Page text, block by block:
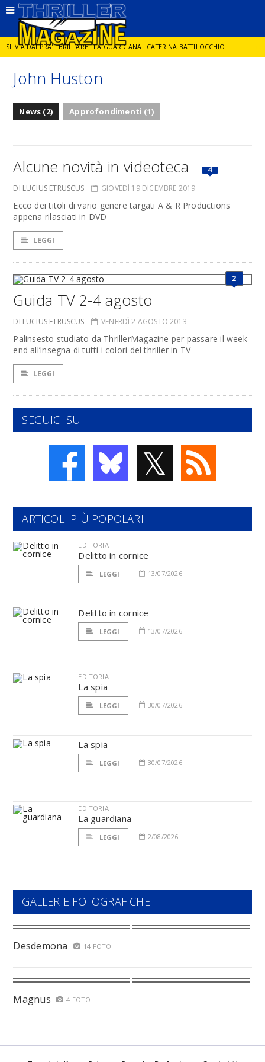
SILVIA DAI PRA' BRILLARE LA GUARDIANA CATERINA BATTILOCCHIO
JORGE DIAZ LA SPIA DELITTO IN CORNICE
John Huston
News (2) Approfondimenti (1)
Alcune novità in videoteca
4
DI LUCIUS ETRUSCUS
GIOVEDÌ 19 DICEMBRE 2019
Ecco dei titoli di vario genere targati A & R Productions
appena rilasciati in DVD
LEGGI
2
Guida TV 2-4 agosto
DI LUCIUS ETRUSCUS VENERDÌ 2 AGOSTO 2013
Palinsesto studiato da ThrillerMagazine per passare il week-
end all’insegna di tutti i colori del thriller in TV
LEGGI
SEGUICI SU
𝕏
ARTICOLI PIÙ POPOLARI
EDITORIA
Delitto in cornice
LEGGI 13/07/2026
Delitto in cornice
LEGGI 13/07/2026
EDITORIA
La spia
LEGGI 30/07/2026
La spia
LEGGI 30/07/2026
EDITORIA
La guardiana
LEGGI 2/08/2026
GALLERIE FOTOGRAFICHE
Desdemona 14 FOTO
Magnus 4 FOTO